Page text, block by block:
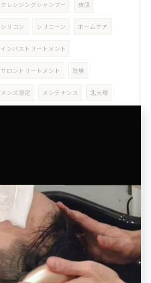
クレンジングシャンプー 皮膜
シリコン シリコーン ホームケア
インバストリートメント
サロントリートメント 乾燥
メンズ限定 メンテナンス 北大塚
ツーブロック ショートヘア
清潔感 十条駅 秋
マッサージ スパ
白髪ぼかし オイルスパ